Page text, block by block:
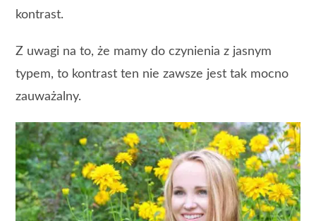
kontrast.
Z uwagi na to, że mamy do czynienia z jasnym
typem, to kontrast ten nie zawsze jest tak mocno
zauważalny.